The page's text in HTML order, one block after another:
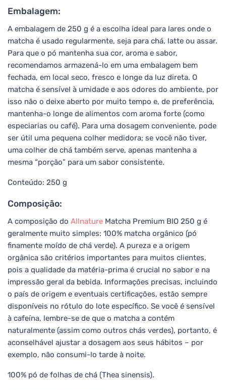
Embalagem:
A embalagem de 250 g é a escolha ideal para lares onde o
matcha é usado regularmente, seja para chá, latte ou assar.
Para que o pó mantenha sua cor, aroma e sabor,
recomendamos armazená-lo em uma embalagem bem
fechada, em local seco, fresco e longe da luz direta. O
matcha é sensível à umidade e aos odores do ambiente, por
isso não o deixe aberto por muito tempo e, de preferência,
mantenha-o longe de alimentos com aroma forte (como
especiarias ou café). Para uma dosagem conveniente, pode
ser útil uma pequena colher medidora; se você não tiver,
uma colher de chá também serve, apenas mantenha a
mesma “porção” para um sabor consistente.
Conteúdo: 250 g
Composição:
A composição do Allnature Matcha Premium BIO 250 g é
geralmente muito simples: 100% matcha orgânico (pó
finamente moído de chá verde). A pureza e a origem
orgânica são critérios importantes para muitos clientes,
pois a qualidade da matéria-prima é crucial no sabor e na
impressão geral da bebida. Informações precisas, incluindo
o país de origem e eventuais certificações, estão sempre
disponíveis no rótulo do lote específico. Se você é sensível
à cafeína, lembre-se de que o matcha a contém
naturalmente (assim como outros chás verdes), portanto, é
aconselhável ajustar a dosagem aos seus hábitos – por
exemplo, não consumi-lo tarde à noite.
100% pó de folhas de chá (Thea sinensis).